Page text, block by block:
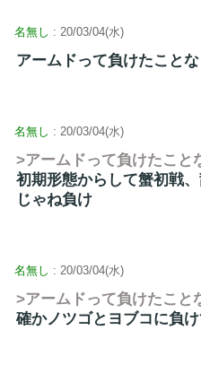
名無し : 20/03/04(水)
アームドって負けたこと
名無し : 20/03/04(水)
>アームドって負けたこと
初期形態からして蟹初戦
じゃね負け
名無し : 20/03/04(水)
>アームドって負けたこと
確かノツゴとヨブコに負